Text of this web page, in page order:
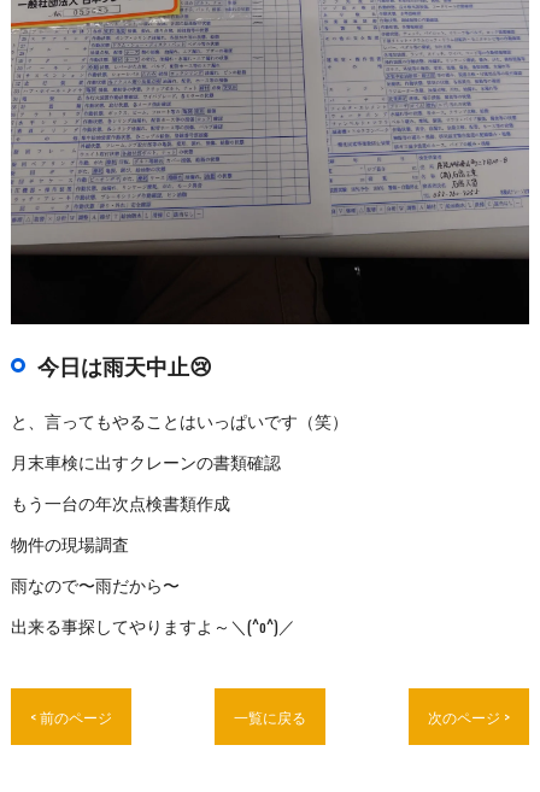
今日は雨天中止😢
と、言ってもやることはいっぱいです（笑）
月末車検に出すクレーンの書類確認
もう一台の年次点検書類作成
物件の現場調査
雨なので〜雨だから〜
出来る事探してやりますよ～＼(^o^)／
< 前のページ 一覧に戻る 次のページ >